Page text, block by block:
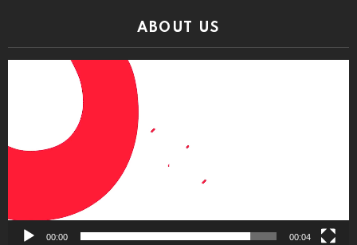
ABOUT US
00:00 00:04